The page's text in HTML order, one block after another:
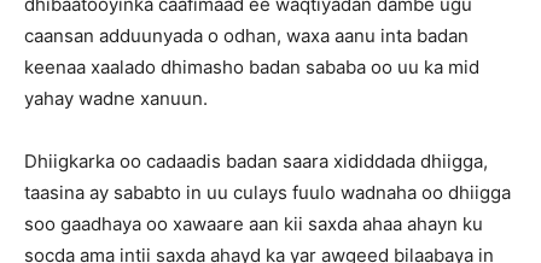
caansan adduunyada o odhan, waxa aanu inta badan
keenaa xaalado dhimasho badan sababa oo uu ka mid
yahay wadne xanuun.
Dhiigkarka oo cadaadis badan saara xididdada dhiigga,
taasina ay sababto in uu culays fuulo wadnaha oo dhiigga
soo gaadhaya oo xawaare aan kii saxda ahaa ahayn ku
socda ama intii saxda ahayd ka yar awgeed bilaabaya in